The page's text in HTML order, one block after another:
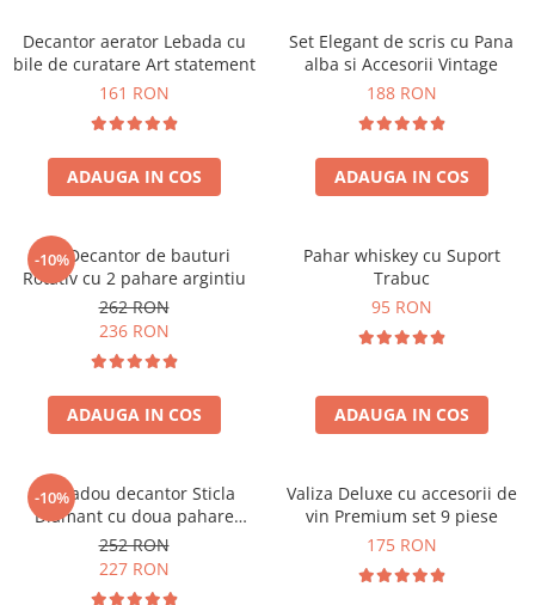
Decantor aerator Lebada cu
bile de curatare Art statement
161 RON
ADAUGA IN COS
Set Elegant de scris cu Pana
alba si Accesorii Vintage
188 RON
ADAUGA IN COS
-10%
Set Decantor de bauturi
Rotativ cu 2 pahare argintiu
262 RON
236 RON
ADAUGA IN COS
Pahar whiskey cu Suport
Trabuc
95 RON
ADAUGA IN COS
-10%
Set cadou decantor Sticla
Diamant cu doua pahare
Deluxe
252 RON
227 RON
Valiza Deluxe cu accesorii de
vin Premium set 9 piese
175 RON